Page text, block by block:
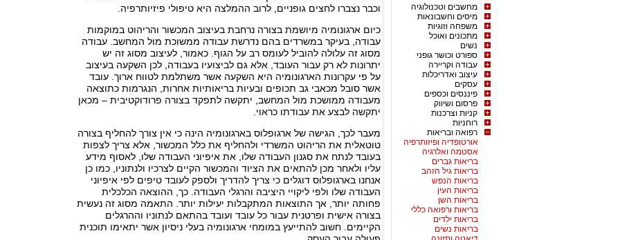
מחשבים וטכנולוגיה
מיסים וחשבונאות
משפחה וזוגיות
מתכונים ואוכל
נשים
ספורט וכושר גופני
עבודה וקריירה
עיצוב ואדריכלות
עסקים
פיננסים וכספים
פרסום ושיווק
קניות וצרכנות
רוחניות
רפואה ובריאות
אורטופדיה ופיזותרפיה
אסטמה ואלרגיה
בריאות גברים
בריאות גיל הזהב
בריאות הנפש
בריאות העין
בריאות השן
בריאות ורפואה כללי
בריאות ילדים
בריאות נשים
וכבר נצברו לחצים גופניים, לרוב ההמלצה היא טיפולי פיזיותרפיה.
כיום ארגונומיה מיושמת בצורה נרחבת בעיצוב המכשור והריהוט במוקמות
עבודה, בעיקר במשרדים בהם נדרשת עבודה ממשוכת מול המחשב. עבודה
מסוג זה עלולה להוביל לעומס רב על הגוף. כאמור, לעיצוב מסוג זה יש
יתרונות לא רק עבור העובד, אלא גם לביצועיו בעבודה, לכן השקעה בעיצוב
על פי עקרונות הארגונומיה היא השקעה אשר משתלמת לטווח ארוך. עובד
אשר סובל מכאבי גב תכופים ובעיות בריאותיות אחרות, הנגרמות כתוצאה
מעבודה ממושכת מול המחשב, יתקשה לתפקד בצורה פרודוקטיבית – מכאן
יתקשה לבצע את עבודתו כראוי.
מעבר לכך, הגישה של ארגופלוס בארגונומיה הינה כי אין צורך להחליף בצורה
טוטאלית את הריהוט המשרדי ולהחליף את כלל המכשור, אלא צריך לצפות
בעובד לנתח את סגנון העבודה שלו, את איפיוני העבודה שלו, לאסוף מידע
עליו ולאחר מכן להתאים את הציוד והמכשור הקיים לצרכיו ולנתוניו, כמו כן
אנחנו בארגופלוס דוגלים כי צריך להדריך ולספק לעובד טיפים לפי איפיוני
העבודה שלו ולפי ליקויי היציבה והרגלי העבודה. כך, ההוצאה הכלכלית
פחותה יותר, אך התוצאות המתקבלות יעילות יותר. התאמה מסוג זה נעשית
בצורה אישית ופרטנית עבור כל עובד ועובד בהתאם לנתוניו וההרגלים
הקיימים. חשוב להתייעץ במומחי ארגונומיה בעלי ניסיון אשר יתאימו תוכנית